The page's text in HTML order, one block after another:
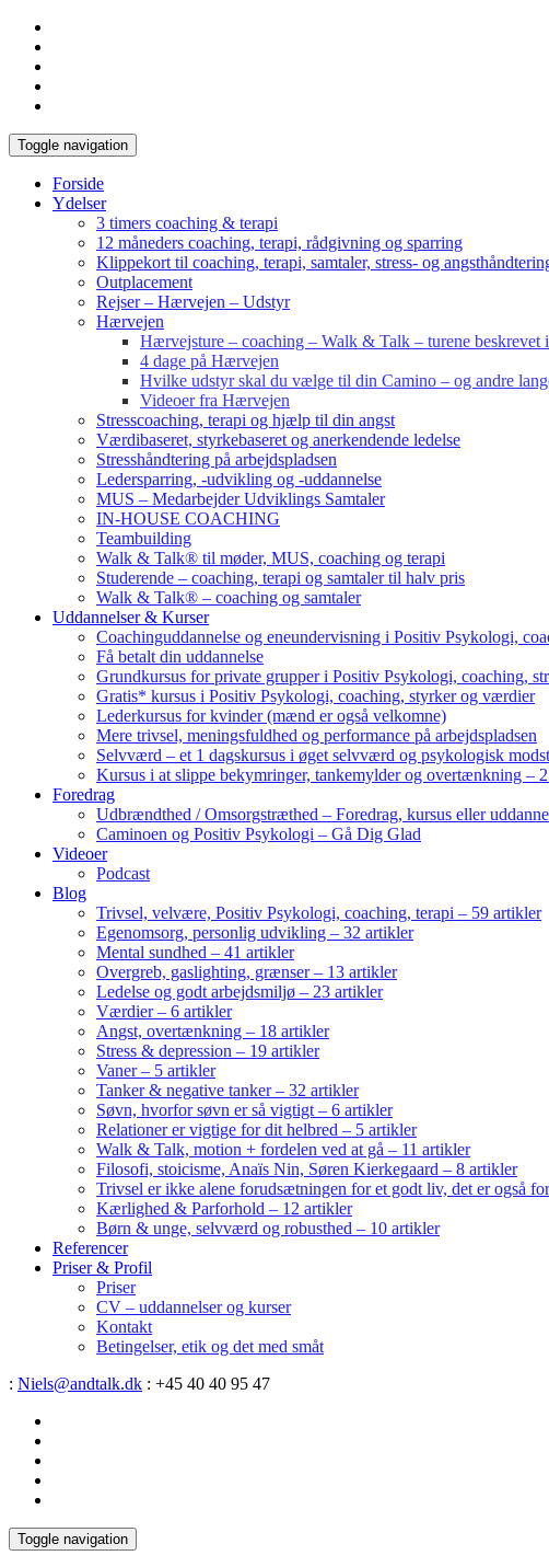
Toggle navigation
Forside
Ydelser
3 timers coaching & terapi
12 måneders coaching, terapi, rådgivning og sparring
Klippekort til coaching, terapi, samtaler, stress- og
Outplacement
Rejser – Hærvejen – Udstyr
Hærvejen
Hærvejsture – coaching – Walk & Talk – turene beskrevet
4 dage på Hærvejen
Hvilke udstyr skal du vælge til din Camino – og andre
Videoer fra Hærvejen
Stresscoaching, terapi og hjælp til din angst
Værdibaseret, styrkebaseret og anerkendende ledelse
Stresshåndtering på arbejdspladsen
Ledersparring, -udvikling og -uddannelse
MUS – Medarbejder Udviklings Samtaler
IN-HOUSE COACHING
Teambuilding
Walk & Talk® til møder, MUS, coaching og terapi
Studerende – coaching, terapi og samtaler til halv pris
Walk & Talk® – coaching og samtaler
Uddannelser & Kurser
Coachinguddannelse og eneundervisning i Positiv Psykologi,
Få betalt din uddannelse
Grundkursus for private grupper i Positiv Psykologi, coaching,
Gratis* kursus i Positiv Psykologi, coaching, styrker og værdier
Lederkursus for kvinder (mænd er også velkomne)
Mere trivsel, meningsfuldhed og performance på arbejdspladsen
Selvværd – et 1 dagskursus i øget selvværd og psykologisk
Kursus i at slippe bekymringer, tankemylder og overtænkning –
Foredrag
Udbrændthed / Omsorgstræthed – Foredrag, kursus eller
Caminoen og Positiv Psykologi – Gå Dig Glad
Videoer
Podcast
Blog
Trivsel, velvære, Positiv Psykologi, coaching, terapi – 59 artikler
Egenomsorg, personlig udvikling – 32 artikler
Mental sundhed – 41 artikler
Overgreb, gaslighting, grænser – 13 artikler
Ledelse og godt arbejdsmiljø – 23 artikler
Værdier – 6 artikler
Angst, overtænkning – 18 artikler
Stress & depression – 19 artikler
Vaner – 5 artikler
Tanker & negative tanker – 32 artikler
Søvn, hvorfor søvn er så vigtigt – 6 artikler
Relationer er vigtige for dit helbred – 5 artikler
Walk & Talk, motion + fordelen ved at gå – 11 artikler
Filosofi, stoicisme, Anaïs Nin, Søren Kierkegaard – 8 artikler
Trivsel er ikke alene forudsætningen for et godt liv, det er også
Kærlighed & Parforhold – 12 artikler
Børn & unge, selvværd og robusthed – 10 artikler
Referencer
Priser & Profil
Priser
CV – uddannelser og kurser
Kontakt
Betingelser, etik og det med småt
: Niels@andtalk.dk : +45 40 40 95 47
Toggle navigation